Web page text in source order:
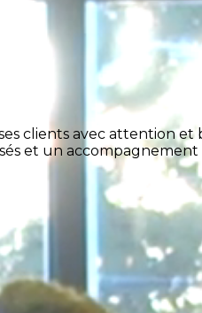
clients avec attention
et un